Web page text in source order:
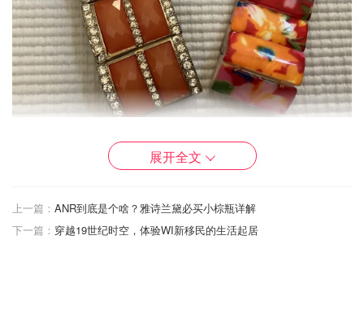
3）绿蓝、蓝色一直是我偏爱的，配裙子、牛仔裤、短裤T
恤各种造型都hold得住
展开全文
上一篇： ANR到底是个啥？雅诗兰黛必买小棕瓶详解
下一篇： 穿越19世纪时空，体验WI新移民的生活起居